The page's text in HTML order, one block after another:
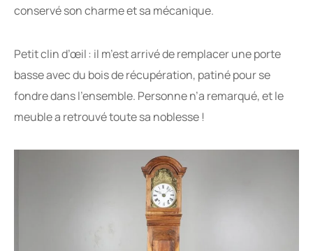
conservé son charme et sa mécanique.
Petit clin d’œil : il m’est arrivé de remplacer une porte
basse avec du bois de récupération, patiné pour se
fondre dans l’ensemble. Personne n’a remarqué, et le
meuble a retrouvé toute sa noblesse !